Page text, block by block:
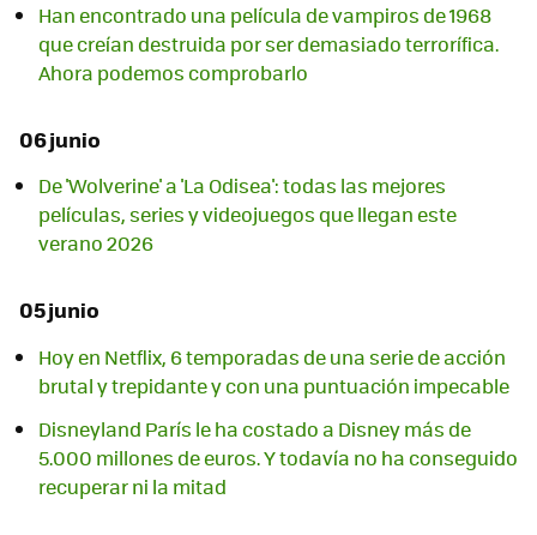
Han encontrado una película de vampiros de 1968
que creían destruida por ser demasiado terrorífica.
Ahora podemos comprobarlo
06 junio
De 'Wolverine' a 'La Odisea': todas las mejores
películas, series y videojuegos que llegan este
verano 2026
05 junio
Hoy en Netflix, 6 temporadas de una serie de acción
brutal y trepidante y con una puntuación impecable
Disneyland París le ha costado a Disney más de
5.000 millones de euros. Y todavía no ha conseguido
recuperar ni la mitad